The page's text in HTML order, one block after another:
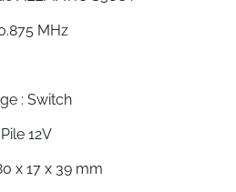
MHz
: Switch
12V
x 17 x 39 mm